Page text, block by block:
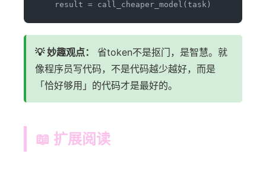
💡 妙趣观点：
省token不是抠门，是智慧。就
像程序员写代码，不是代码越少越好，而是
「恰好够用」的代码才是最好的。
📖 扩展阅读